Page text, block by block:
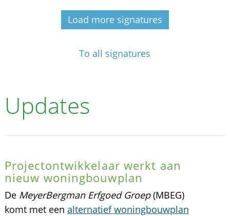
Load more signatures
To all signatures
Updates
Projectontwikkelaar werkt aan
nieuw woningbouwplan
De MeyerBergman Erfgoed Groep(MBEG)
komt met een alternatief woningbouwplan